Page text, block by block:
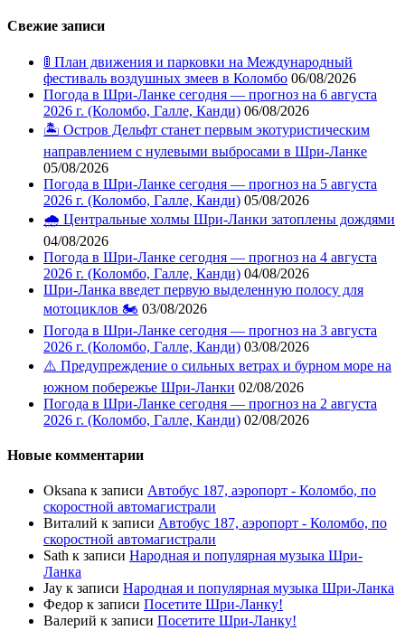
Свежие записи
🚦 План движения и парковки на Международный
фестиваль воздушных змеев в Коломбо 06/08/2026
Погода в Шри-Ланке сегодня — прогноз на 6 августа
2026 г. (Коломбо, Галле, Канди) 06/08/2026
🏝️ Остров Дельфт станет первым экотуристическим
направлением с нулевыми выбросами в Шри-Ланке
05/08/2026
Погода в Шри-Ланке сегодня — прогноз на 5 августа
2026 г. (Коломбо, Галле, Канди) 05/08/2026
🌧️ Центральные холмы Шри-Ланки затоплены дождями
04/08/2026
Погода в Шри-Ланке сегодня — прогноз на 4 августа
2026 г. (Коломбо, Галле, Канди) 04/08/2026
Шри-Ланка введет первую выделенную полосу для
мотоциклов 🏍️ 03/08/2026
Погода в Шри-Ланке сегодня — прогноз на 3 августа
2026 г. (Коломбо, Галле, Канди) 03/08/2026
⚠️ Предупреждение о сильных ветрах и бурном море на
южном побережье Шри-Ланки 02/08/2026
Погода в Шри-Ланке сегодня — прогноз на 2 августа
2026 г. (Коломбо, Галле, Канди) 02/08/2026
Новые комментарии
Oksana к записи Автобус 187, аэропорт - Коломбо, по
скоростной автомагистрали
Виталий к записи Автобус 187, аэропорт - Коломбо, по
скоростной автомагистрали
Sath к записи Народная и популярная музыка Шри-
Ланка
Jay к записи Народная и популярная музыка Шри-Ланка
Федор к записи Посетите Шри-Ланку!
Валерий к записи Посетите Шри-Ланку!